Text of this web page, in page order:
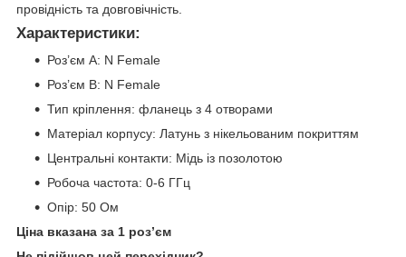
провідність та довговічність.
Характеристики:
Роз’єм A: N Female
Роз’єм B: N Female
Тип кріплення: фланець з 4 отворами
Матеріал корпусу: Латунь з нікельованим покриттям
Центральні контакти: Мідь із позолотою
Робоча частота: 0-6 ГГц
Опір: 50 Ом
Ціна вказана за 1 роз’єм